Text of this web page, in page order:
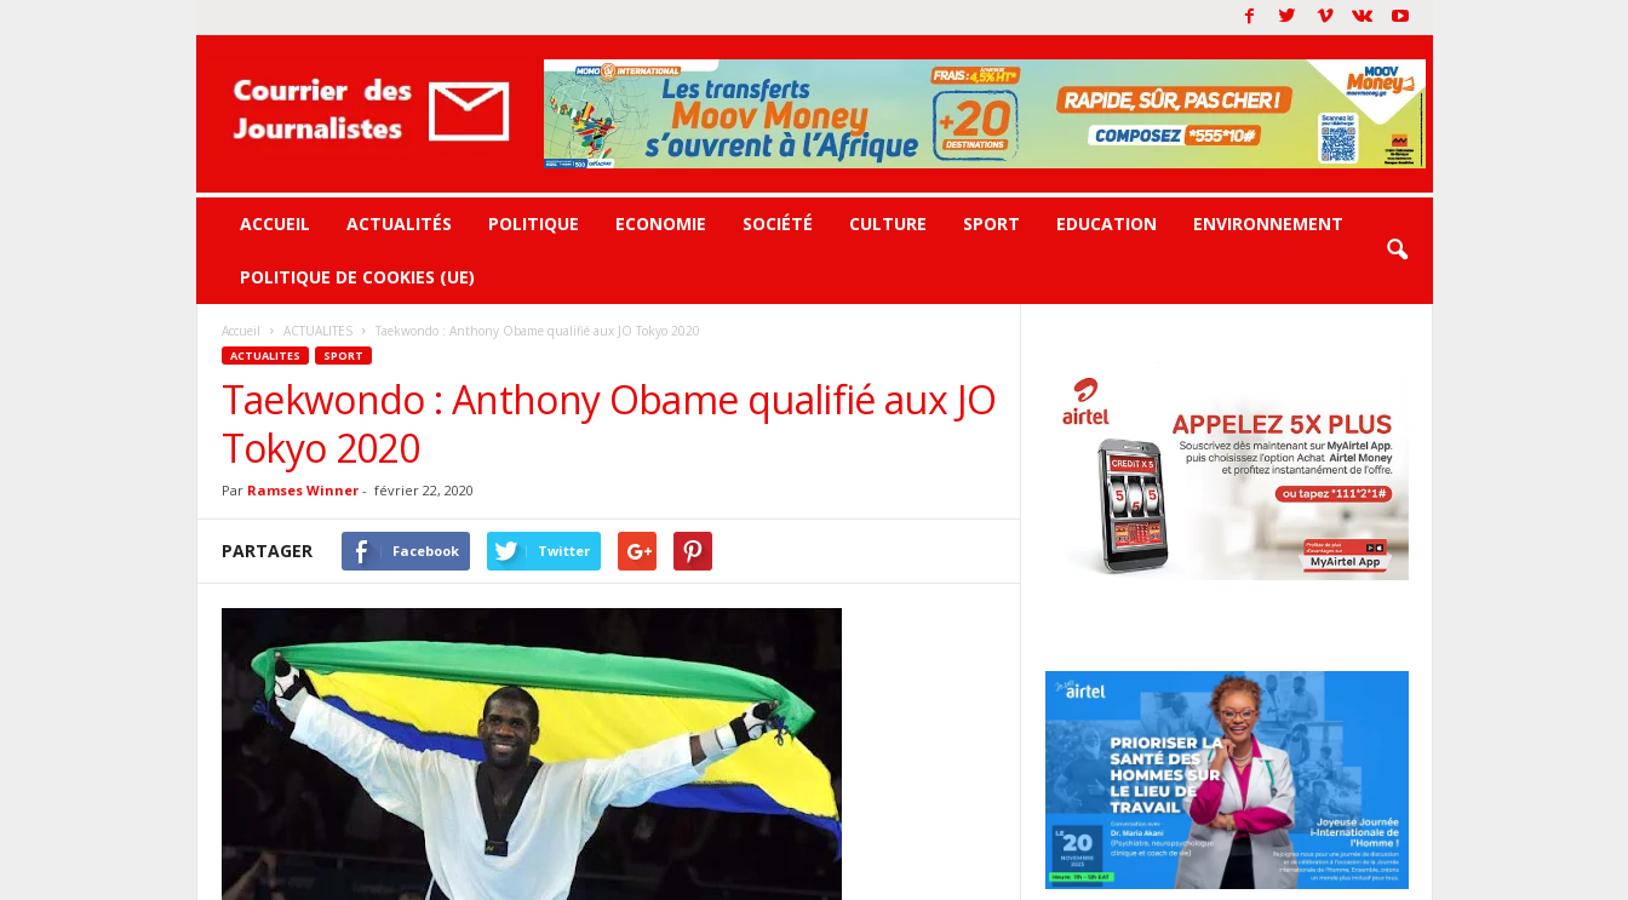
journalistes
ACCUEIL ACTUALITÉS POLITIQUE ECONOMIE SOCIÉTÉ CULTURE SPORT EDUCATION ENVIRONNEMENT
POLITIQUE DE COOKIES (UE)
Accueil ACTUALITES Taekwondo : Anthony Obame qualifié aux JO Tokyo 2020
ACTUALITES SPORT
Taekwondo : Anthony Obame qualifié aux JO
Tokyo 2020
Par Ramses Winner- février 22, 2020
PARTAGER Facebook Twitter